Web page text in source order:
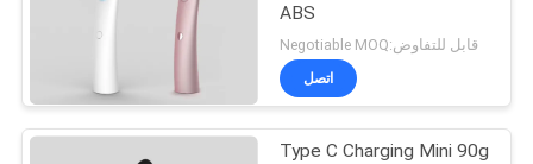
break
9
ABS
Negotiable MOQ:قابل للتفاوض
اتصل
Type C Charging Mini 90g